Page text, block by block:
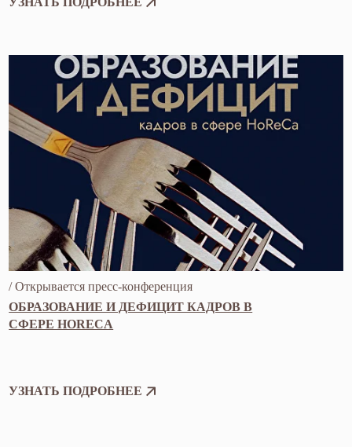
QR код, чтобы
скачать
приложение
ЗАБРОНИРОВАТЬ СТОЛ
/ ПРОСТРАНСТВО
ЗАБРОНИРОВАТЬ
ОФОРМИТЬ ДОСТАВКУ